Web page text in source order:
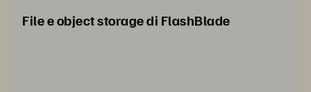
File e object storage di FlashBlade